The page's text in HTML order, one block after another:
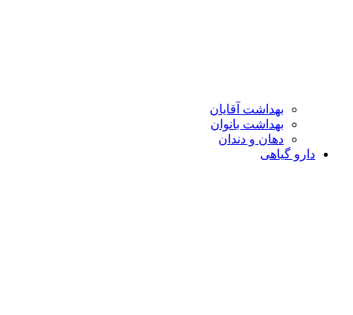
بهداشت آقایان
بهداشت بانوان
دهان و دندان
دارو گیاهی